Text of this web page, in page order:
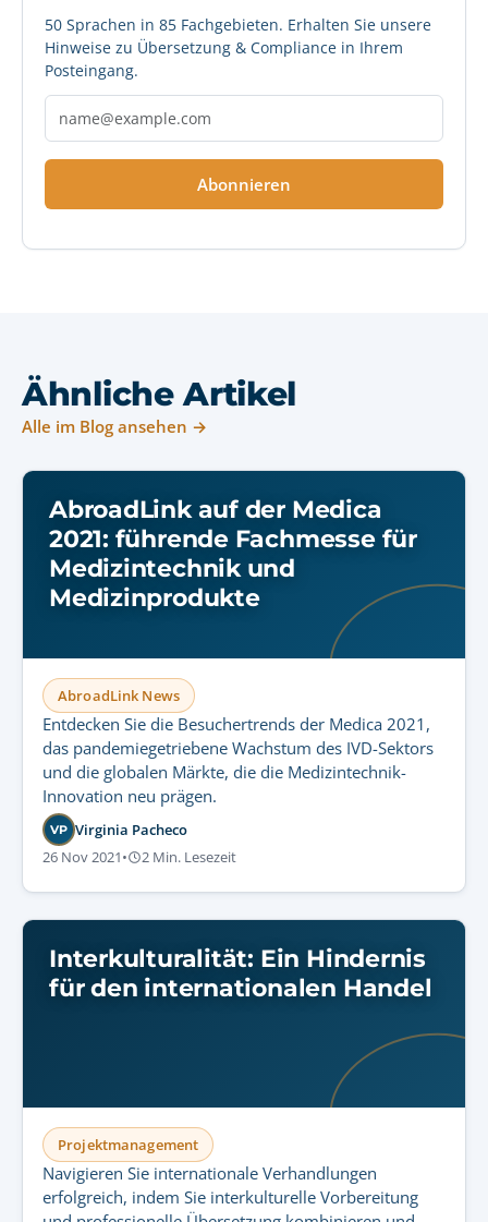
50 Sprachen in 85 Fachgebieten. Erhalten Sie unsere
Hinweise zu Übersetzung & Compliance in Ihrem
Posteingang.
Abonnieren
Ähnliche Artikel
Alle im Blog ansehen →
AbroadLink auf der Medica
2021: führende Fachmesse für
Medizintechnik und
Medizinprodukte
AbroadLink News
Entdecken Sie die Besuchertrends der Medica 2021,
das pandemiegetriebene Wachstum des IVD-Sektors
und die globalen Märkte, die die Medizintechnik-
Innovation neu prägen.
VP Virginia Pacheco
26 Nov 2021• 2 Min. Lesezeit
Interkulturalität: Ein Hindernis
für den internationalen Handel
Projektmanagement
Navigieren Sie internationale Verhandlungen
erfolgreich, indem Sie interkulturelle Vorbereitung